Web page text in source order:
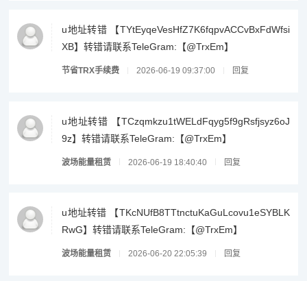
u地址转错 【TYtEyqeVesHfZ7K6fqpvACCvBxFdWfsi
XB】转错请联系TeleGram:【@TrxEm】
节省TRX手续费 2026-06-19 09:37:00 回复
u地址转错 【TCzqmkzu1tWELdFqyg5f9gRsfjsyz6oJ
9z】转错请联系TeleGram:【@TrxEm】
波场能量租赁 2026-06-19 18:40:40 回复
u地址转错 【TKcNUfB8TTtnctuKaGuLcovu1eSYBLK
RwG】转错请联系TeleGram:【@TrxEm】
波场能量租赁 2026-06-20 22:05:39 回复